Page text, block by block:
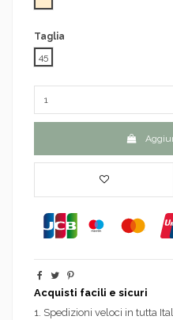
Taglia
45
Acquisti facili e sicuri
1. Spedizioni veloci in tutta